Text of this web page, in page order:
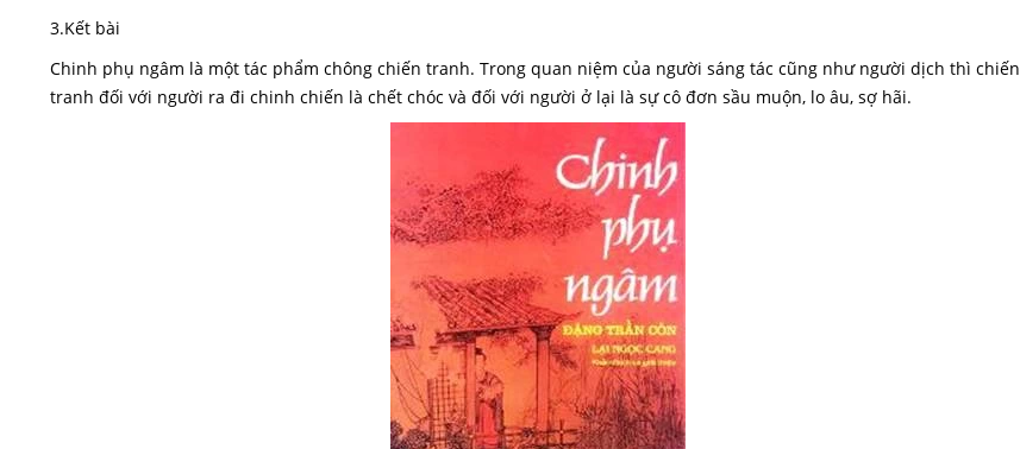
3.Kết bài
Chinh phụ ngâm là một tác phẩm chông chiến tranh. Trong quan niệm của người sáng tác cũng như người dịch thì chiến
tranh đối với người ra đi chinh chiến là chết chóc và đối với người ở lại là sự cô đơn sầu muộn, lo âu, sợ hãi.